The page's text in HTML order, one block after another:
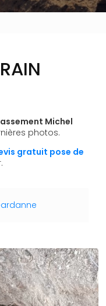
Michel
photos.
gratuit pose de